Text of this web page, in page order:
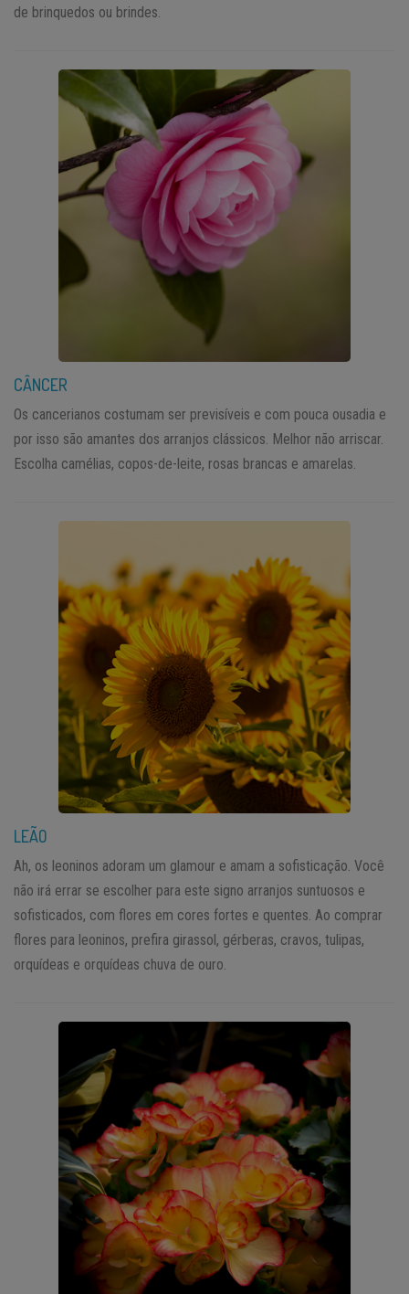
de brinquedos ou brindes.
CÂNCER
Os cancerianos costumam ser previsíveis e com pouca ousadia e
por isso são amantes dos arranjos clássicos. Melhor não arriscar.
Escolha camélias, copos-de-leite, rosas brancas e amarelas.
LEÃO
Ah, os leoninos adoram um glamour e amam a sofisticação. Você
não irá errar se escolher para este signo arranjos suntuosos e
sofisticados, com flores em cores fortes e quentes. Ao comprar
flores para leoninos, prefira girassol, gérberas, cravos, tulipas,
orquídeas e orquídeas chuva de ouro.